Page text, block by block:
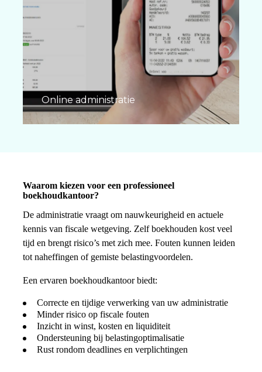
Online administratie
Waarom kiezen voor een professioneel
boekhoudkantoor?
De administratie vraagt om nauwkeurigheid en actuele
kennis van fiscale wetgeving. Zelf boekhouden kost veel
tijd en brengt risico’s met zich mee. Fouten kunnen leiden
tot naheffingen of gemiste belastingvoordelen.
Een ervaren boekhoudkantoor biedt:
Correcte en tijdige verwerking van uw administratie
Minder risico op fiscale fouten
Inzicht in winst, kosten en liquiditeit
Ondersteuning bij belastingoptimalisatie
Rust rondom deadlines en verplichtingen